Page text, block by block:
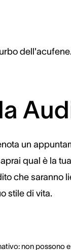
dell'acufene.
un
qual è la
che saranno
stile di vita.
non possono